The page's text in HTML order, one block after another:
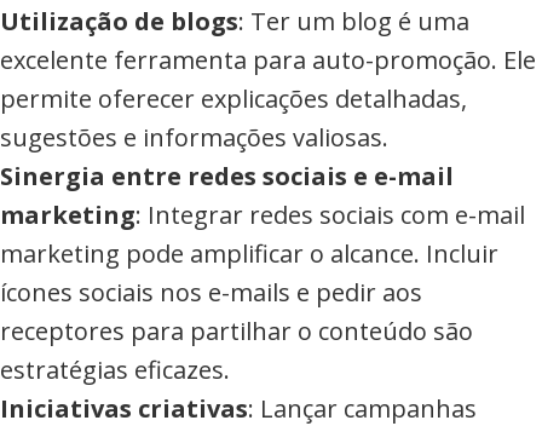
Utilização de blogs: Ter um blog é uma
excelente ferramenta para auto-promoção. Ele
permite oferecer explicações detalhadas,
sugestões e informações valiosas.
Sinergia entre redes sociais e e-mail
marketing: Integrar redes sociais com e-mail
marketing pode amplificar o alcance. Incluir
ícones sociais nos e-mails e pedir aos
receptores para partilhar o conteúdo são
estratégias eficazes.
Iniciativas criativas: Lançar campanhas